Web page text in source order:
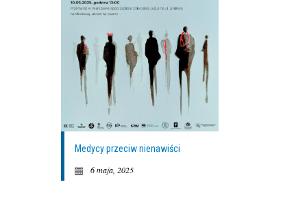
Medycy przeciw nienawiści
6 maja, 2025